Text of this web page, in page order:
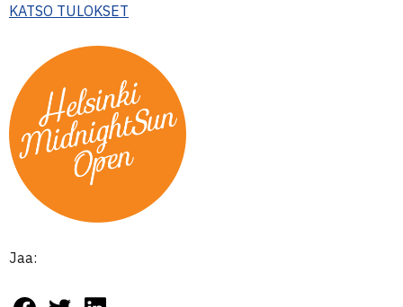
KATSO TULOKSET
Jaa: